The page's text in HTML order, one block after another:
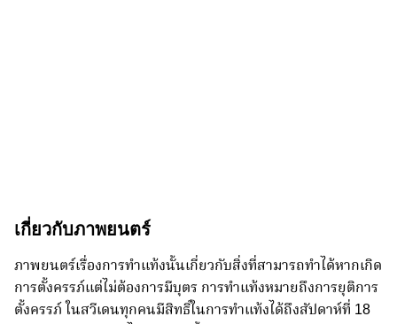
เกี่ยวกับภาพยนตร์
ภาพยนตร์เรื่องการทำแท้งนั้นเกี่ยวกับสิ่งที่สามารถทำได้หากเกิด
การตั้งครรภ์แต่ไม่ต้องการมีบุตร การทำแท้งหมายถึงการยุติการ
ตั้งครรภ์ ในสวีเดนทุกคนมีสิทธิ์ในการทำแท้งได้ถึงสัปดาห์ที่ 18